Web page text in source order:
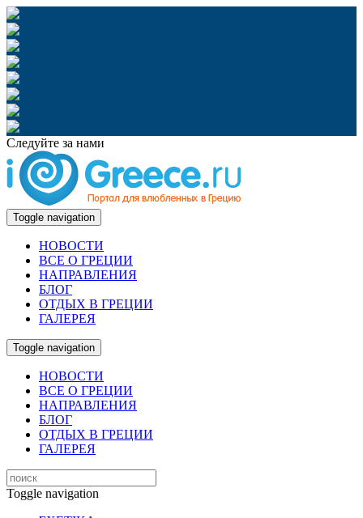
Следуйте за нами
Toggle navigation
НОВОСТИ
ВСЕ О ГРЕЦИИ
НАПРАВЛЕНИЯ
БЛОГ
ОТДЫХ В ГРЕЦИИ
ГАЛЕРЕЯ
Toggle navigation
НОВОСТИ
ВСЕ О ГРЕЦИИ
НАПРАВЛЕНИЯ
БЛОГ
ОТДЫХ В ГРЕЦИИ
ГАЛЕРЕЯ
Toggle navigation